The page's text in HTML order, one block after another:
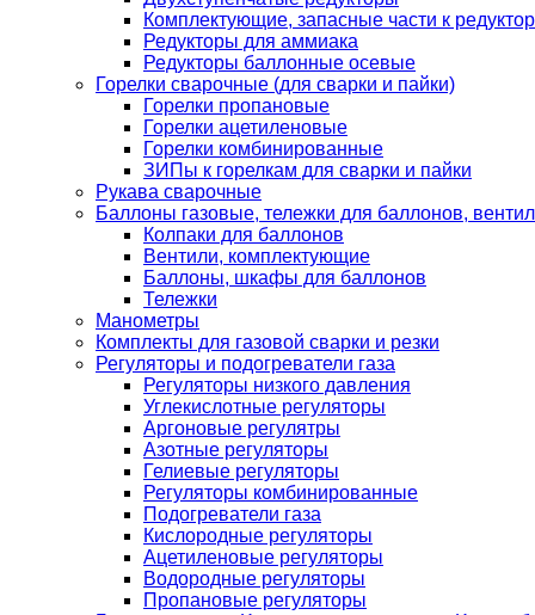
Комплектующие, запасные части к
Редукторы для аммиака
Редукторы баллонные осевые
Горелки сварочные (для сварки и пайки)
Горелки пропановые
Горелки ацетиленовые
Горелки комбинированные
ЗИПы к горелкам для сварки и пайки
Рукава сварочные
Баллоны газовые, тележки для баллонов,
Колпаки для баллонов
Вентили, комплектующие
Баллоны, шкафы для баллонов
Тележки
Манометры
Комплекты для газовой сварки и резки
Регуляторы и подогреватели газа
Регуляторы низкого давления
Углекислотные регуляторы
Аргоновые регулятры
Азотные регуляторы
Гелиевые регуляторы
Регуляторы комбинированные
Подогреватели газа
Кислородные регуляторы
Ацетиленовые регуляторы
Водородные регуляторы
Пропановые регуляторы